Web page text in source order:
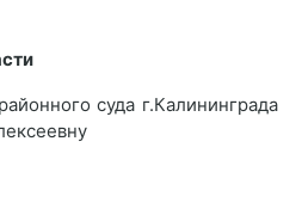
суда г.Калининграда